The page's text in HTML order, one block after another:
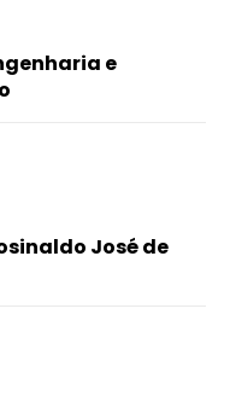
e
José de